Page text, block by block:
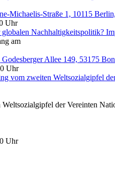
Michaelis-Straße 1, 10115
Uhr
Nachhaltigkeitspolitik?
am
Allee 149, 53175
Uhr
vom zweiten Weltsozialgipfel
der Vereinten
Uhr